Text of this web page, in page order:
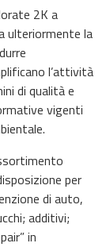
2K a
ulteriormente la
l’attività
di qualità e
vigenti
per
di auto,
additivi;
in